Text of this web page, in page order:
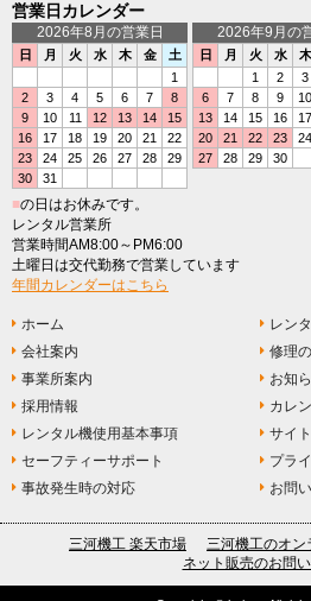
営業日カレンダー
2026年8月の営業日
日 月 火 水 木 金
土
1
2
3 4 5 6 7
8
9
10 11 12 13 14
15
16
17 18 19 20 21
22
23
24 25 26 27 28
29
30
31
2026年9月の
日 月 火 水 木
1
2 3
6
7 8 9 10
13
14 15 16 17
20
21 22 23 24
27
28 29 30
■の日はお休みです。
レンタル営業所
営業時間AM8:00～PM6:00
土曜日は交代勤務で営業しています
年間カレンダーはこちら
ホーム
会社案内
事業所案内
採用情報
レンタル機使用基本事項
セーフティーサポート
事故発生時の対応
レン
修理
お知
カレ
サイ
プラ
お問
三河機工 楽天市場
三河機工のオン
ネット販売のお問